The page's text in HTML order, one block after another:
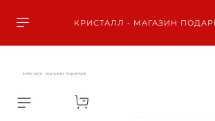
КРИСТАЛЛ - МАГАЗИН
КРИСТАЛЛ - МАГАЗИН ПОДАРКОВ